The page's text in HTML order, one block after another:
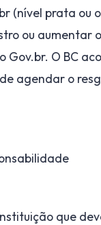
(nível prata ou
ou aumentar
Gov.br. O BC
agendar o
que